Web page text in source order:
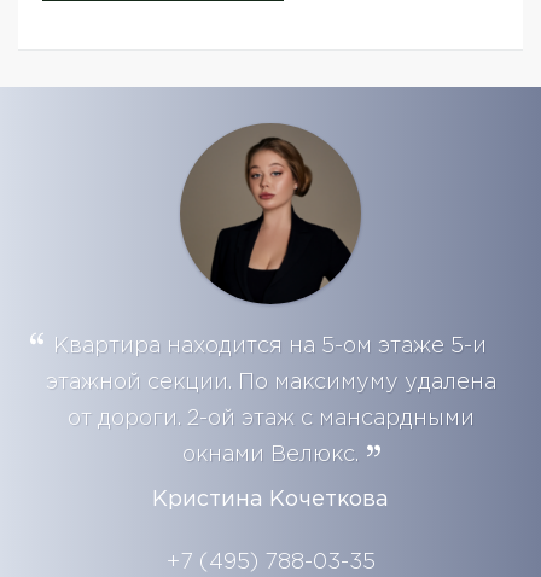
Квартира находится на 5-ом этаже 5-и
этажной секции. По максимуму удалена
от дороги. 2-ой этаж с мансардными
окнами Велюкс.
Кристина Кочеткова
+7 (495) 788-03-35